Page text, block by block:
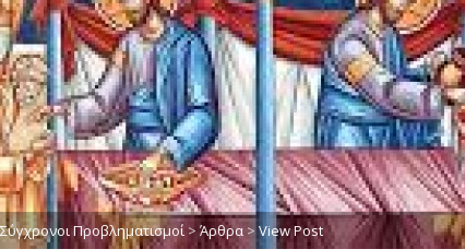
Σύγχρονοι Προβληματισμοί > Άρθρα > View Post